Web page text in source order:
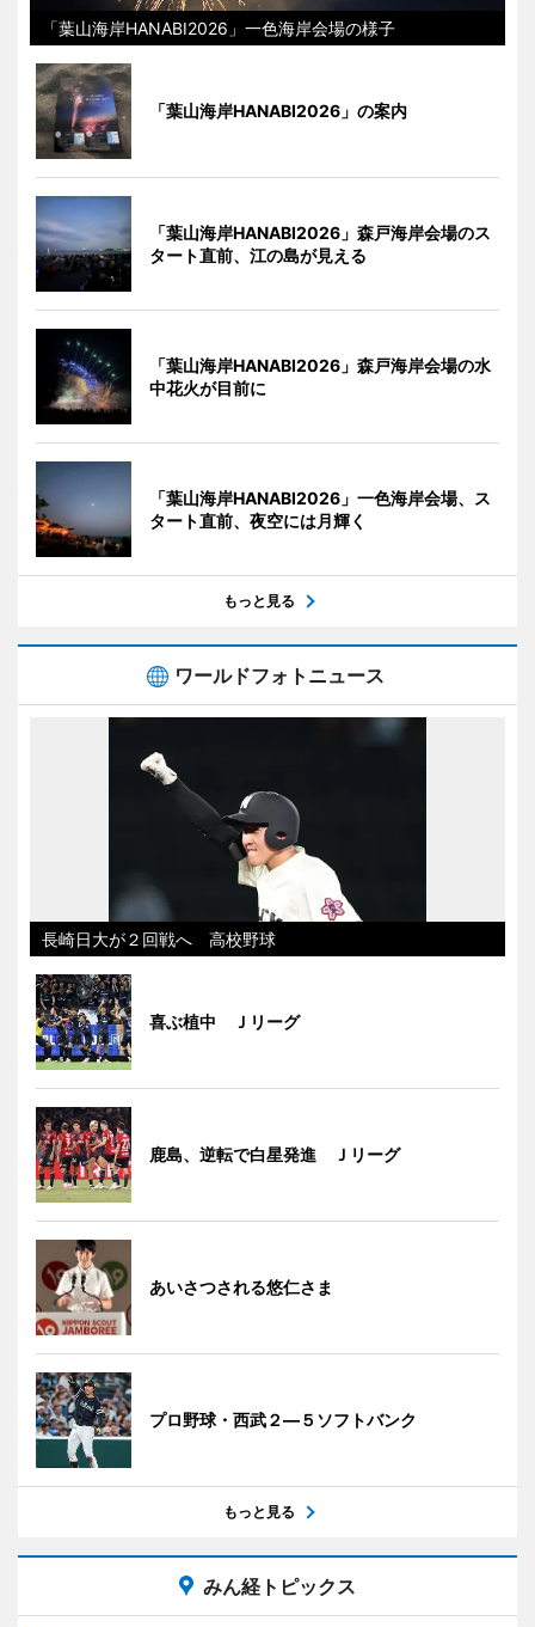
「葉山海岸HANABI2026」一色海岸会場の様子
「葉山海岸HANABI2026」の案内
「葉山海岸HANABI2026」森戸海岸会場のス
タート直前、江の島が見える
「葉山海岸HANABI2026」森戸海岸会場の水
中花火が目前に
「葉山海岸HANABI2026」一色海岸会場、ス
タート直前、夜空には月輝く
もっと見る
ワールドフォトニュース
長崎日大が２回戦へ 高校野球
喜ぶ植中 Ｊリーグ
鹿島、逆転で白星発進 Ｊリーグ
あいさつされる悠仁さま
プロ野球・西武２―５ソフトバンク
もっと見る
みん経トピックス